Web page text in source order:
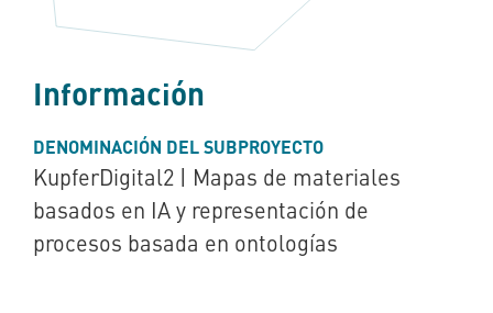
Información
DENOMINACIÓN DEL SUBPROYECTO
KupferDigital2 | Mapas de materiales
basados en IA y representación de
procesos basada en ontologías